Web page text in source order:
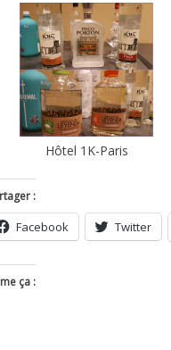
Hôtel 1K-Paris
:
Facebook Twitter
ça :